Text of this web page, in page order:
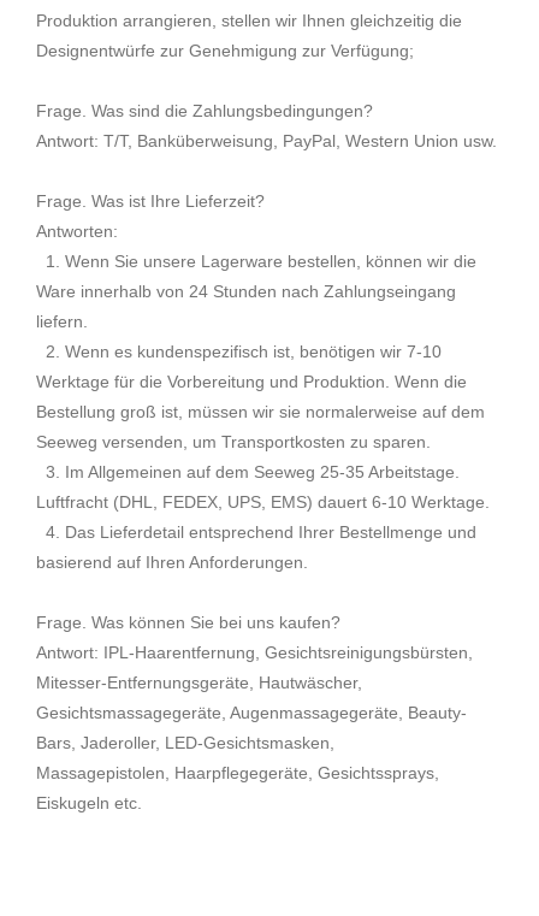
Produktion arrangieren, stellen wir Ihnen gleichzeitig die
Designentwürfe zur Genehmigung zur Verfügung;
Frage. Was sind die Zahlungsbedingungen?
Antwort: T/T, Banküberweisung, PayPal, Western Union usw.
Frage. Was ist Ihre Lieferzeit?
Antworten:
1. Wenn Sie unsere Lagerware bestellen, können wir die
Ware innerhalb von 24 Stunden nach Zahlungseingang
liefern.
2. Wenn es kundenspezifisch ist, benötigen wir 7-10
Werktage für die Vorbereitung und Produktion. Wenn die
Bestellung groß ist, müssen wir sie normalerweise auf dem
Seeweg versenden, um Transportkosten zu sparen.
3. Im Allgemeinen auf dem Seeweg 25-35 Arbeitstage.
Luftfracht (DHL, FEDEX, UPS, EMS) dauert 6-10 Werktage.
4. Das Lieferdetail entsprechend Ihrer Bestellmenge und
basierend auf Ihren Anforderungen.
Frage. Was können Sie bei uns kaufen?
Antwort: IPL-Haarentfernung, Gesichtsreinigungsbürsten,
Mitesser-Entfernungsgeräte, Hautwäscher,
Gesichtsmassagegeräte, Augenmassagegeräte, Beauty-
Bars, Jaderoller, LED-Gesichtsmasken,
Massagepistolen, Haarpflegegeräte, Gesichtssprays,
Eiskugeln etc.